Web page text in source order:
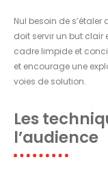
Nul besoin de
doit servir un but clair
cadre limpide et
et encourage une
voies de solution.
Les
l’audience